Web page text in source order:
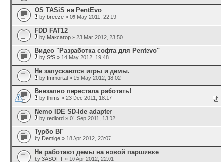
OS TASiS на PentEvo
by breeze » 09 May 2011, 22:19
FDD FAT12
by Максагор » 23 Mar 2012, 23:50
Видео "Разработка софта для Pentevo"
by SfS » 14 May 2012, 19:48
Не запускаются игры и демы.
by Immortal » 15 May 2012, 18:02
Внезапно перестала работать!
by thims » 23 Dec 2011, 18:17
Nemo IDE SD-Ide adapter
by redlord » 01 Sep 2011, 13:02
Турбо ВГ
by Demige » 18 Apr 2012, 23:07
Не работают демы на новой паршивке
by 3ASOFT » 10 Apr 2012, 22:01